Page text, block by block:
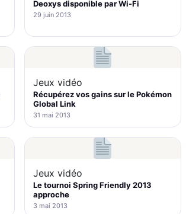
Deoxys disponible par Wi-Fi
29 juin 2013
Jeux vidéo
Récupérez vos gains sur le Pokémon
Global Link
31 mai 2013
Jeux vidéo
Le tournoi Spring Friendly 2013
approche
3 mai 2013